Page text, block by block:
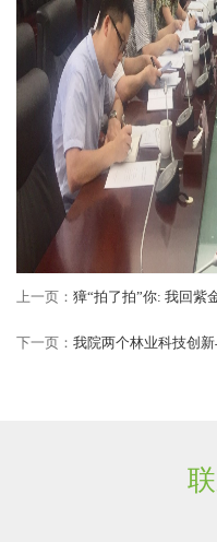
上一页： 獐“拍了拍”你: 我回紫
下一页： 我院两个林业科技创